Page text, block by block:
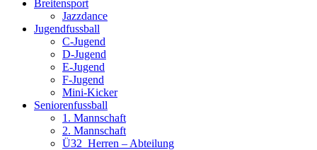
Breitensport
Jazzdance
Jugendfussball
C-Jugend
D-Jugend
E-Jugend
F-Jugend
Mini-Kicker
Seniorenfussball
1. Mannschaft
2. Mannschaft
Ü32_Herren – Abteilung